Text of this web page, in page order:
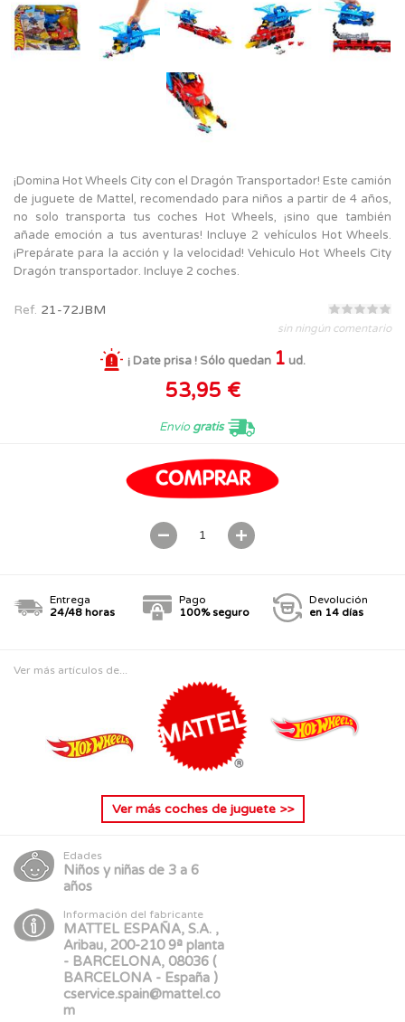
¡Domina Hot Wheels City con el Dragón Transportador! Este camión
de juguete de Mattel, recomendado para niños a partir de 4 años,
no solo transporta tus coches Hot Wheels, ¡sino que también
añade emoción a tus aventuras! Incluye 2 vehículos Hot Wheels.
¡Prepárate para la acción y la velocidad! Vehiculo Hot Wheels City
Dragón transportador. Incluye 2 coches.
Ref. 21-72JBM
sin ningún comentario
¡ Date prisa ! Sólo quedan 1 ud.
53,95 €
Envíogratis
Entrega
24/48 horas
Pago
100% seguro
Devolución
en 14 días
Ver más artículos de...
Ver más coches de juguete>>
Edades
Niños y niñas de 3 a 6
años
Información del fabricante
MATTEL ESPAÑA, S.A. ,
Aribau, 200-210 9ª planta
- BARCELONA, 08036 (
BARCELONA - España )
cservice.spain@mattel.co
m